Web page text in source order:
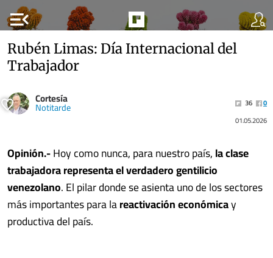
menu_open
Rubén Limas: Día Internacional del
Trabajador
Cortesía
Notitarde 36
0
01.05.2026
Opinión.-Hoy como nunca, para nuestro país,la clase
trabajadora representa el verdadero gentilicio
venezolano. El pilar donde se asienta uno de los sectores
más importantes para lareactivación económicay
productiva del país.